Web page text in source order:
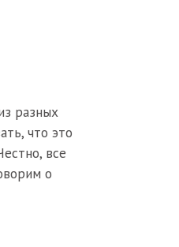
разных
что это
все
о